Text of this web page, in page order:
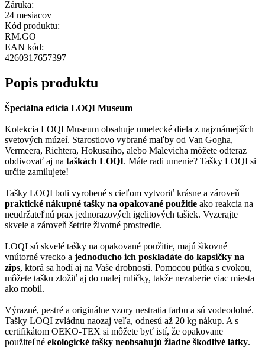
Záruka:
24 mesiacov
Kód produktu:
RM.GO
EAN kód:
4260317657397
Popis produktu
Špeciálna edícia LOQI Museum
Kolekcia LOQI Museum obsahuje umelecké diela z najznámejších
svetových múzeí. Starostlovo vybrané maľby od Van Gogha,
Vermeera, Richtera, Hokusaiho, alebo Malevicha môžete odteraz
obdivovať aj na taškách LOQI. Máte radi umenie? Tašky LOQI si
určite zamilujete!
Tašky LOQI boli vyrobené s cieľom vytvoriť krásne a zároveň
praktické nákupné tašky na opakované použitie ako reakcia na
neudržateľnú prax jednorazových igelitových tašiek. Vyzerajte
skvele a zároveň šetrite životné prostredie.
LOQI sú skvelé tašky na opakované použitie, majú šikovné
vnútorné vrecko a jednoducho ich poskladáte do kapsičky na
zips, ktorá sa hodí aj na Vaše drobnosti. Pomocou pútka s cvokou,
môžete tašku zložiť aj do malej ruličky, takže nezaberie viac miesta
ako mobil.
Výrazné, pestré a originálne vzory nestratia farbu a sú vodeodolné.
Tašky LOQI zvládnu naozaj veľa, odnesú až 20 kg nákup. A s
certifikátom OEKO-TEX si môžete byť istí, že opakovane
použiteľné ekologické tašky neobsahujú žiadne škodlivé látky.